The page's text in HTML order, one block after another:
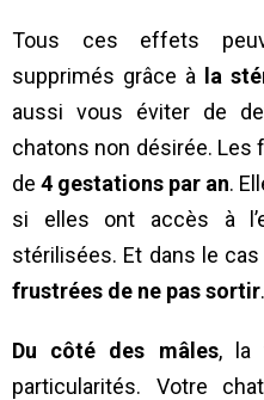
Tous ces effets
supprimés grâce à
la
aussi vous éviter de
chatons non désirée. Les
de 4 gestations par an.
si elles ont accès à
stérilisées. Et dans le
frustrées de ne pas sortir.
Du côté des mâles, la
particularités. Votre